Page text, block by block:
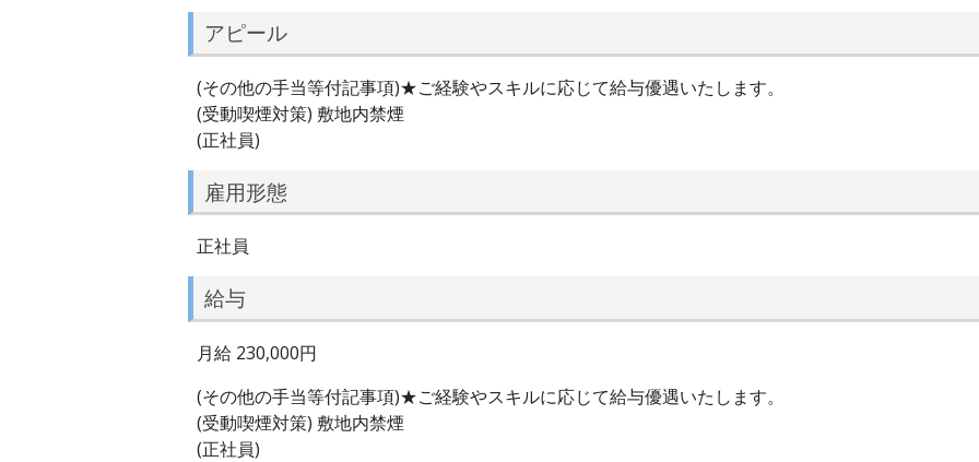
アピール
(その他の手当等付記事項)★ご経験やスキルに応じて給与優遇いたします。
(受動喫煙対策) 敷地内禁煙
(正社員)
雇用形態
正社員
給与
月給 230,000円
(その他の手当等付記事項)★ご経験やスキルに応じて給与優遇いたします。
(受動喫煙対策) 敷地内禁煙
(正社員)